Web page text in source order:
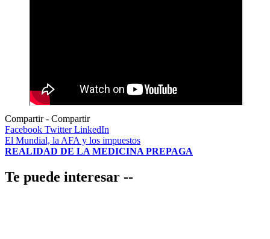
Compartir
Facebook TwitterLinkedIn
Navegación
de
entradas
El Mundial, la AFA y los impuestos
REALIDAD DE LA MEDICINA PREPAGA
Te puede interesar --